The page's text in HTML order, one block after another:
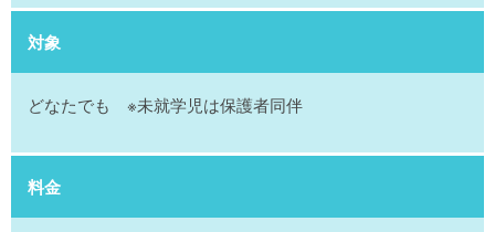
対象
どなたでも ※未就学児は保護者同伴
料金